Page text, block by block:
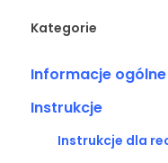
Kategorie
Informacje ogólne
Instrukcje
Instrukcje dla